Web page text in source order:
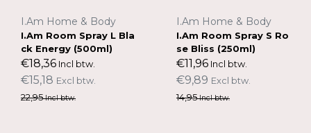
I.Am Home & Body
I.Am Room Spray L Bla
ck Energy (500ml)
€18,36 Incl btw.
€15,18 Excl btw.
22,95Incl btw.
I.Am Home & Body
I.Am Room Spray S Ro
se Bliss (250ml)
€11,96 Incl btw.
€9,89 Excl btw.
14,95Incl btw.